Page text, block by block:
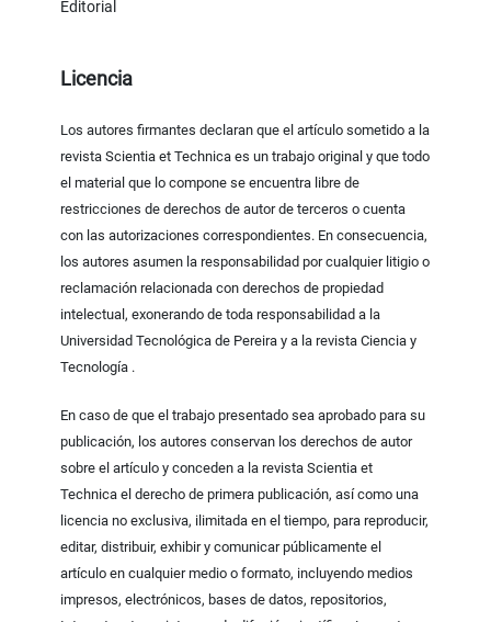
Editorial
Licencia
Los autores firmantes declaran que el artículo sometido a la
revista Scientia et Technica es un trabajo original y que todo
el material que lo compone se encuentra libre de
restricciones de derechos de autor de terceros o cuenta
con las autorizaciones correspondientes. En consecuencia,
los autores asumen la responsabilidad por cualquier litigio o
reclamación relacionada con derechos de propiedad
intelectual, exonerando de toda responsabilidad a la
Universidad Tecnológica de Pereira y a la revista Ciencia y
Tecnología .
En caso de que el trabajo presentado sea aprobado para su
publicación, los autores conservan los derechos de autor
sobre el artículo y conceden a la revista Scientia et
Technica el derecho de primera publicación, así como una
licencia no exclusiva, ilimitada en el tiempo, para reproducir,
editar, distribuir, exhibir y comunicar públicamente el
artículo en cualquier medio o formato, incluyendo medios
impresos, electrónicos, bases de datos, repositorios,